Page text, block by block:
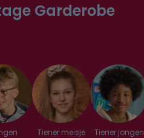
Garderobe
Tiener meisje Tiener jongen